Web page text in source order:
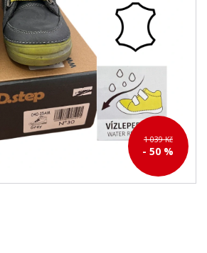
1 039 Kč
- 50 %